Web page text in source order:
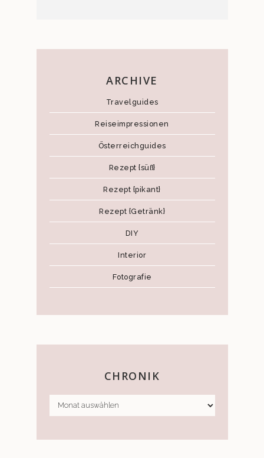
ARCHIVE
Travelguides
Reiseimpressionen
Österreichguides
Rezept {süß}
Rezept {pikant}
Rezept {Getränk}
DIY
Interior
Fotografie
CHRONIK
CHRONIK